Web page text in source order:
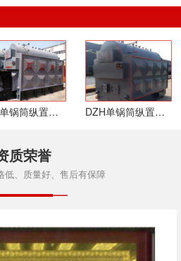
DZL单锅筒纵置式链条炉排生物质锅炉 DZH单锅筒纵置式快装活动炉排生物质锅炉
质荣誉
低、质量好、售后有保障